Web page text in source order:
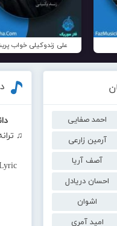
علی زندوکیلی خواب
احمد صفایی
آرمین زارعی
آصف آریا
احسان دریادل
اشوان
امید آمری
♫